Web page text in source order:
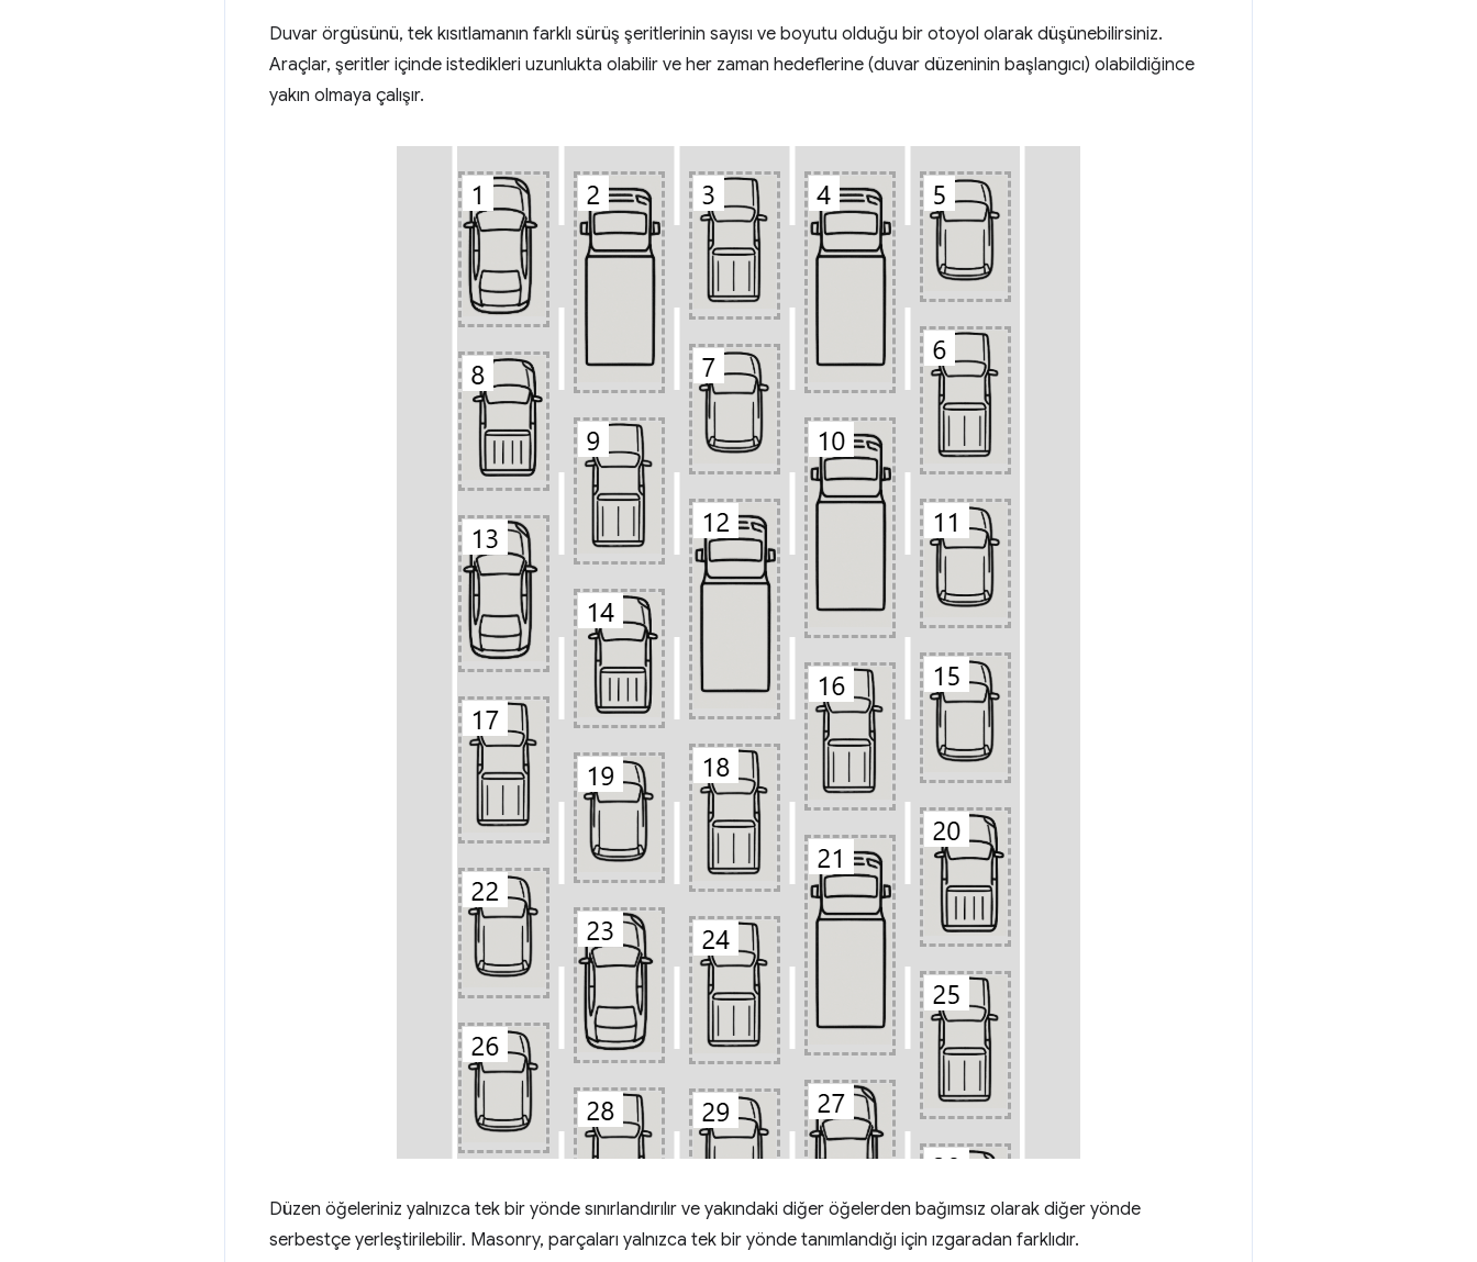
Duvar örgüsünü, tek kısıtlamanın farklı sürüş şeritlerinin sayısı ve boyutu olduğu bir otoyol olarak düşünebilirsiniz.
Araçlar, şeritler içinde istedikleri uzunlukta olabilir ve her zaman hedeflerine (duvar düzeninin başlangıcı) olabildiğince
yakın olmaya çalışır.
Düzen öğeleriniz yalnızca tek bir yönde sınırlandırılır ve yakındaki diğer öğelerden bağımsız olarak diğer yönde
serbestçe yerleştirilebilir. Masonry, parçaları yalnızca tek bir yönde tanımlandığı için ızgaradan farklıdır.